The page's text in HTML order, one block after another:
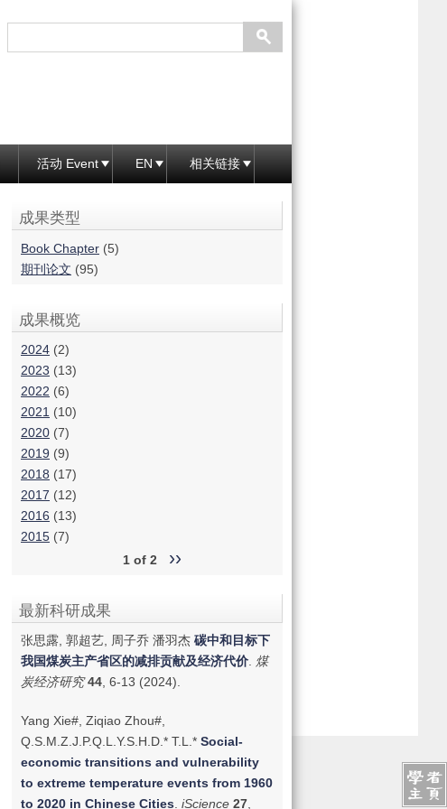
活动 Event EN 相关链接
成果类型
Book Chapter (5)
期刊论文 (95)
成果概览
2024 (2)
2023 (13)
2022 (6)
2021 (10)
2020 (7)
2019 (9)
2018 (17)
2017 (12)
2016 (13)
2015 (7)
1 of 2
››
最新科研成果
张思露, 郭超艺, 周子乔 潘羽杰 碳中和目标下
我国煤炭主产省区的减排贡献及经济代价. 煤
炭经济研究 44, 6-13 (2024).
Yang Xie#, Ziqiao Zhou#,
Q.S.M.Z.J.P.Q.L.Y.S.H.D.* T.L.* Social-
economic transitions and vulnerability
to extreme temperature events from 1960
to 2020 in Chinese Cities. iScience 27,